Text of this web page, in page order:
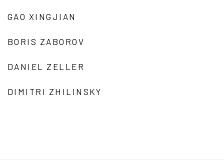
GAO XINGJIAN
BORIS ZABOROV
DANIEL ZELLER
DIMITRI ZHILINSKY